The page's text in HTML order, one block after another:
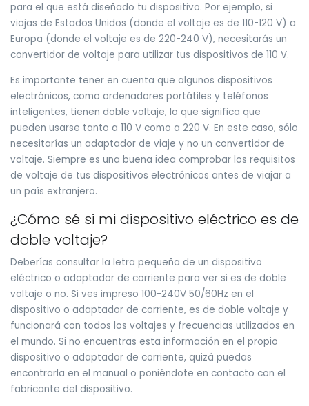
para el que está diseñado tu dispositivo. Por ejemplo, si
viajas de Estados Unidos (donde el voltaje es de 110-120 V) a
Europa (donde el voltaje es de 220-240 V), necesitarás un
convertidor de voltaje para utilizar tus dispositivos de 110 V.
Es importante tener en cuenta que algunos dispositivos
electrónicos, como ordenadores portátiles y teléfonos
inteligentes, tienen doble voltaje, lo que significa que
pueden usarse tanto a 110 V como a 220 V. En este caso, sólo
necesitarías un adaptador de viaje y no un convertidor de
voltaje. Siempre es una buena idea comprobar los requisitos
de voltaje de tus dispositivos electrónicos antes de viajar a
un país extranjero.
¿Cómo sé si mi dispositivo eléctrico es de
doble voltaje?
Deberías consultar la letra pequeña de un dispositivo
eléctrico o adaptador de corriente para ver si es de doble
voltaje o no. Si ves impreso 100-240V 50/60Hz en el
dispositivo o adaptador de corriente, es de doble voltaje y
funcionará con todos los voltajes y frecuencias utilizados en
el mundo. Si no encuentras esta información en el propio
dispositivo o adaptador de corriente, quizá puedas
encontrarla en el manual o poniéndote en contacto con el
fabricante del dispositivo.